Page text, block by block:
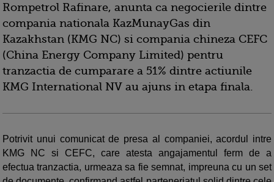
Rompetrol Rafinare, anunta ca negocierile dintre
compania nationala KazMunayGas din
Kazakhstan (KMG NC) si compania chineza CEFC
(China Energy Company Limited) pentru
tranzactia de cumparare a 51% dintre actiunile
KMG International NV au ajuns in etapa finala.
Potrivit unui comunicat de presa al companiei, acordul intre
KMG NC si CEFC, care atesta angajamentul ferm de a
efectua tranzactia, urmeaza sa fie semnat, impreuna cu un set